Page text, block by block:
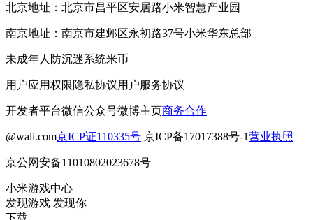
北京地址：北京市昌平区安居路小米智慧产业园
南京地址：南京市建邺区永初路37号小米华东总部
未成年人防沉迷系统米币
用户应用权限隐私协议用户服务协议
开发者平台微信公众号微博主页商务合作
@wali.com京ICP证110335号 京ICP备17017388号-1营业执照
京公网安备11010802023678号
小米游戏中心
发现游戏 发现你
下载